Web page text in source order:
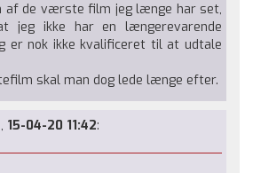
af de værste film jeg længe har set,
jeg ikke har en længerevarende
er nok ikke kvalificeret til at udtale
skal man dog lede længe efter.
, 15-04-20 11:42: